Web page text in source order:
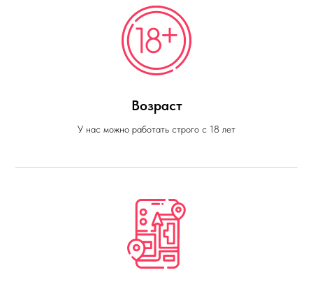
Возраст
У нас можно работать строго с 18 лет